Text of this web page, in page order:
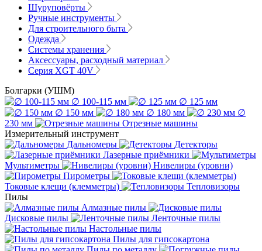
Шуруповёрты
Ручные инструменты
Для строительного быта
Одежда
Системы хранения
Аксессуары, расходный материал
Серия XGT 40V
Болгарки (УШМ)
∅ 100-115 мм
∅ 125 мм
∅ 150 мм
∅ 180 мм
∅
230 мм
Отрезные машины
Измерительный инструмент
Дальномеры
Детекторы
Лазерные приёмники
Мультиметры
Нивелиры (уровни)
Пирометры
Токовые клещи (клемметры)
Тепловизоры
Пилы
Алмазные пилы
Дисковые пилы
Ленточные пилы
Настольные пилы
Пилы для гипсокартона